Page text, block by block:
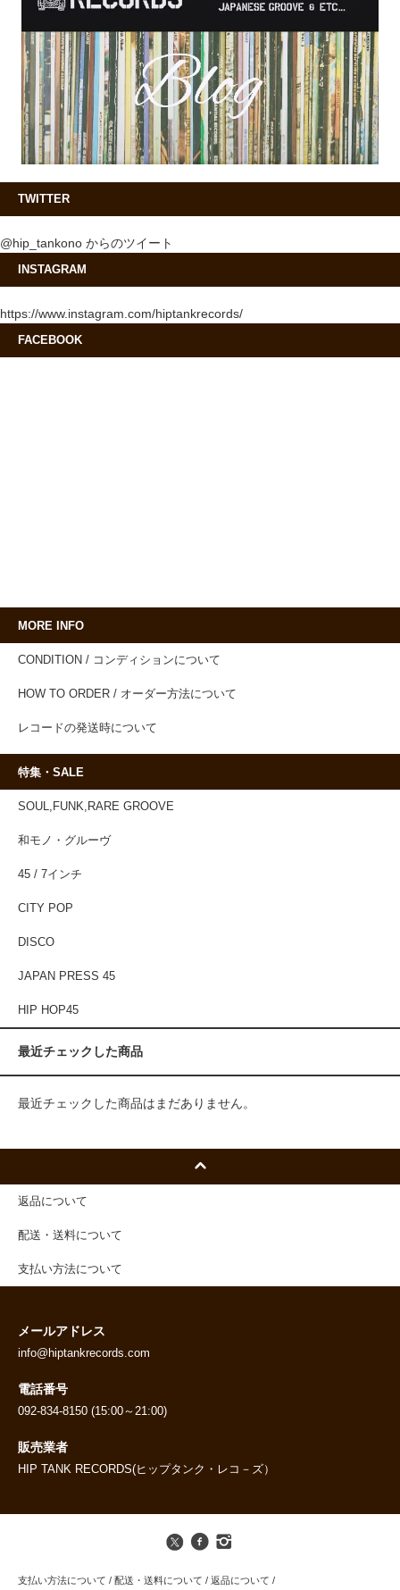
TWITTER
@hip_tankono からのツイート
INSTAGRAM
https://www.instagram.com/hiptankrecords/
FACEBOOK
MORE INFO
CONDITION / コンディションについて
HOW TO ORDER / オーダー方法について
レコードの発送時について
特集・SALE
SOUL,FUNK,RARE GROOVE
和モノ・グルーヴ
45 / 7インチ
CITY POP
DISCO
JAPAN PRESS 45
HIP HOP45
最近チェックした商品
最近チェックした商品はまだありません。
返品について
配送・送料について
支払い方法について
メールアドレス
info@hiptankrecords.com
電話番号
092-834-8150 (15:00～21:00)
販売業者
HIP TANK RECORDS(ヒップタンク・レコ－ズ）
支払い方法について / 配送・送料について / 返品について /